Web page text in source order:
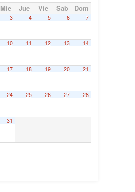
Mie Jue Vie Sab Dom
3 4 5 6 7
10 11 12 13 14
17 18 19 20 21
24 25 26 27 28
31